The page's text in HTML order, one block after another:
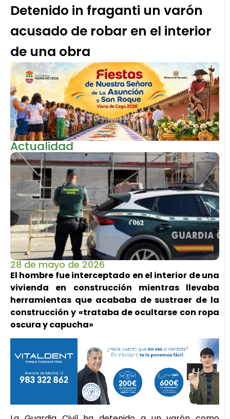
Detenido in fraganti un varón
acusado de robar en el interior
de una obra
Actualidad
28 de mayo de 2026
El hombre fue interceptado en el interior de una
vivienda en construcción mientras llevaba
herramientas que acababa de sustraer de la
construcción y «trataba de ocultarse con ropa
oscura y capucha»